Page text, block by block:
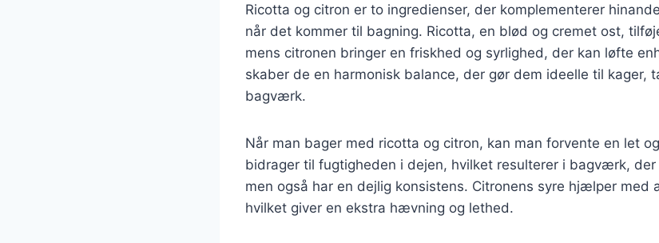
Ricotta og citron er to ingredienser, der komplementerer
når det kommer til bagning. Ricotta, en blød og cremet ost,
mens citronen bringer en friskhed og syrlighed, der kan løfte
skaber de en harmonisk balance, der gør dem ideelle til kager,
bagværk.
Når man bager med ricotta og citron, kan man forvente en let
bidrager til fugtigheden i dejen, hvilket resulterer i bagværk,
men også har en dejlig konsistens. Citronens syre hjælper med
hvilket giver en ekstra hævning og lethed.